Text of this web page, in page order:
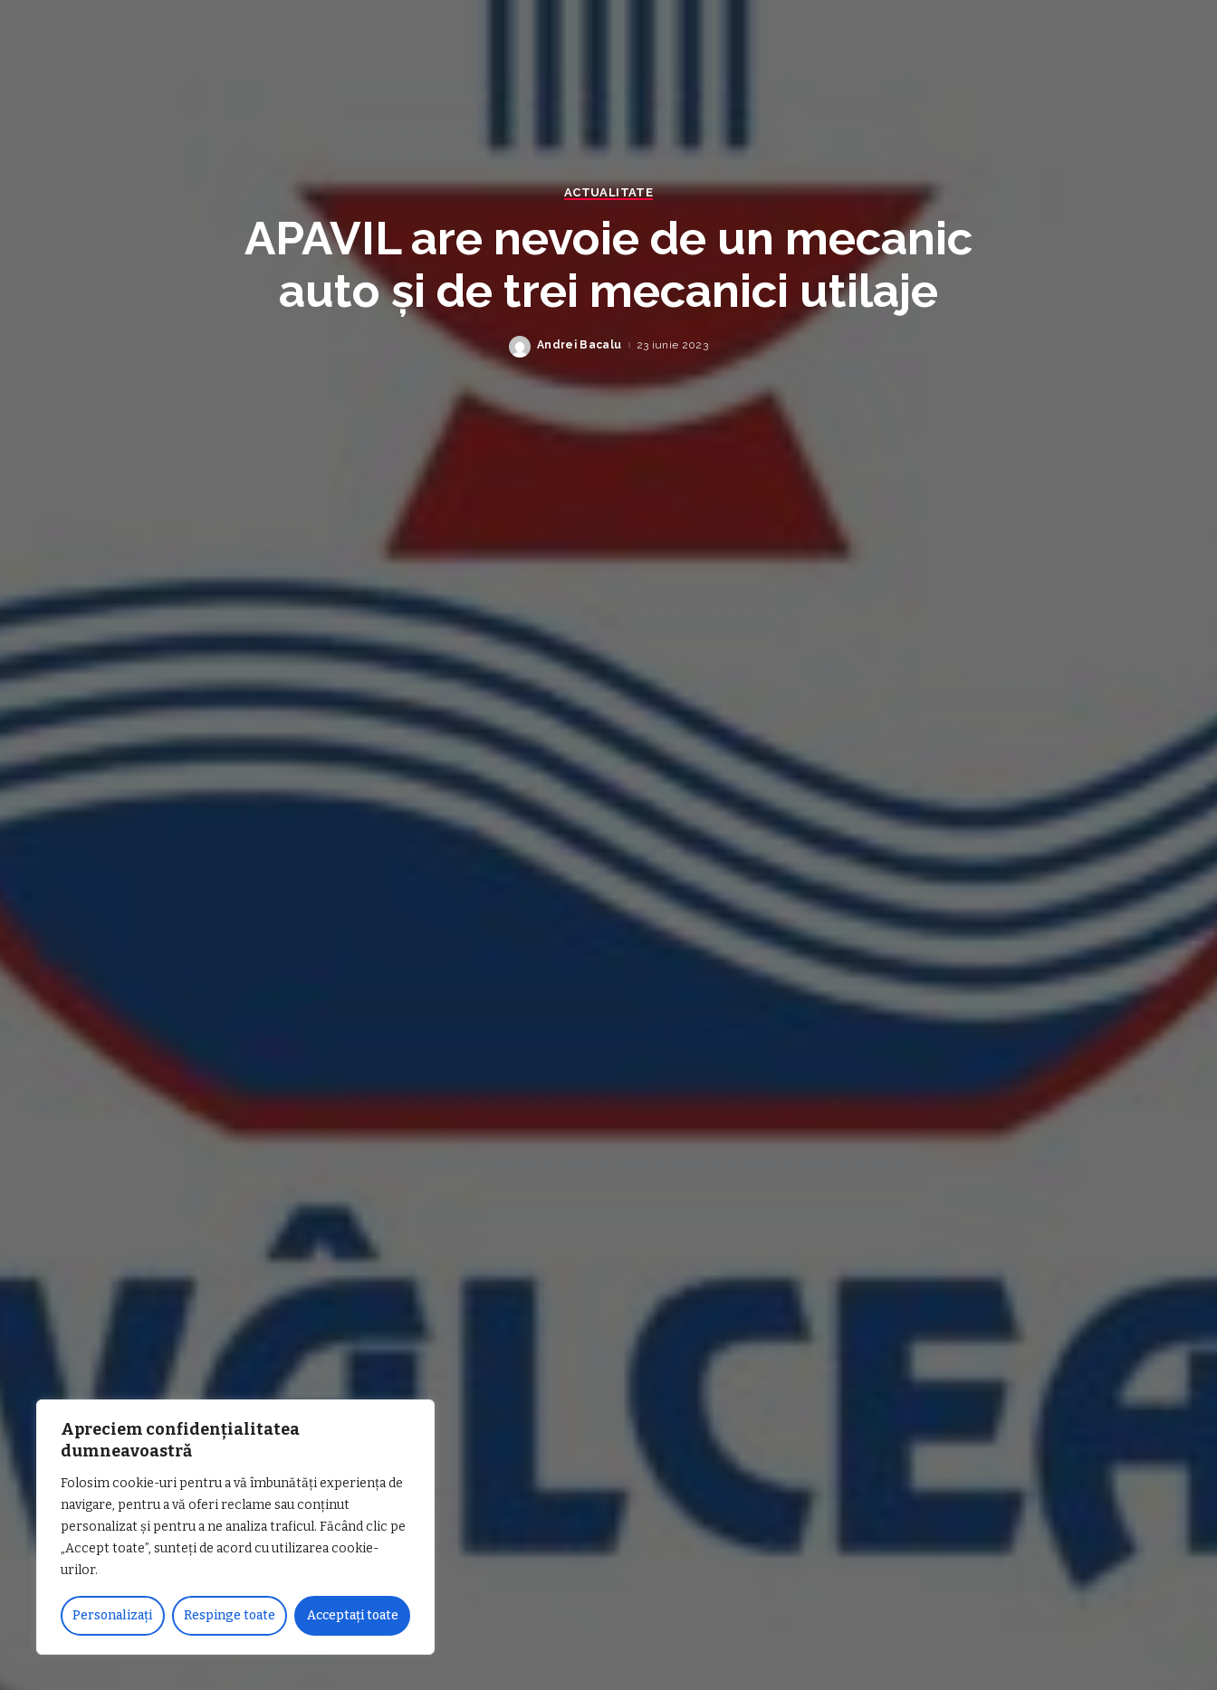
Apreciem confidențialitatea
dumneavoastră
Folosim cookie-uri pentru a vă îmbunătăți experiența de
navigare, pentru a vă oferi reclame sau conținut
personalizat și pentru a ne analiza traficul. Făcând clic pe
„Accept toate”, sunteți de acord cu utilizarea cookie-
urilor.
Personalizați Respinge toate Acceptați toate
ACTUALITATE
APAVIL are nevoie de un mecanic
auto și de trei mecanici utilaje
Posted
Andrei Bacalu 23 iunie 2023